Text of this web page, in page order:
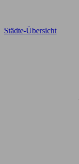
Städte-Übersicht